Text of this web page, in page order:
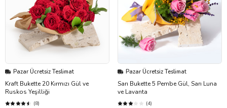
Pazar Ücretsiz Teslimat
Kraft Bukette 20 Kırmızı Gül ve
Ruskos Yeşilliği
(8)
Pazar Ücretsiz Teslimat
Sarı Bukette 5 Pembe Gül, Sarı Luna
ve Lavanta
(4)